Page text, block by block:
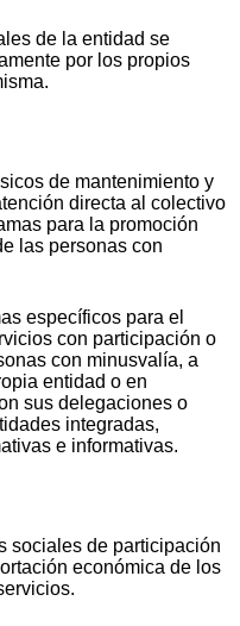
de la entidad se
por los propios
de mantenimiento y
directa al colectivo
para la promoción
las personas con
específicos para el
con participación o
con minusvalía, a
entidad o en
sus delegaciones o
integradas,
e informativas.
sociales de participación
económica de los